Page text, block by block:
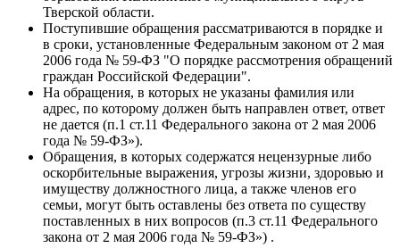
Тверской области.
Поступившие обращения рассматриваются в порядке и
в сроки, установленные Федеральным законом от 2 мая
2006 года № 59-ФЗ "О порядке рассмотрения обращений
граждан Российской Федерации".
На обращения, в которых не указаны фамилия или
адрес, по которому должен быть направлен ответ, ответ
не дается (п.1 ст.11 Федерального закона от 2 мая 2006
года № 59-ФЗ»).
Обращения, в которых содержатся нецензурные либо
оскорбительные выражения, угрозы жизни, здоровью и
имуществу должностного лица, а также членов его
семьи, могут быть оставлены без ответа по существу
поставленных в них вопросов (п.3 ст.11 Федерального
закона от 2 мая 2006 года № 59-ФЗ») .